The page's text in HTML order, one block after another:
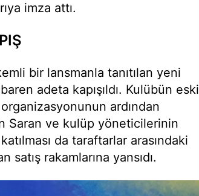
imza attı.
bir lansmanla tanıtılan yeni
adeta kapışıldı. Kulübün eski
organizasyonunun ardından
Saran ve kulüp yöneticilerinin
da taraftarlar arasındaki
satış rakamlarına yansıdı.